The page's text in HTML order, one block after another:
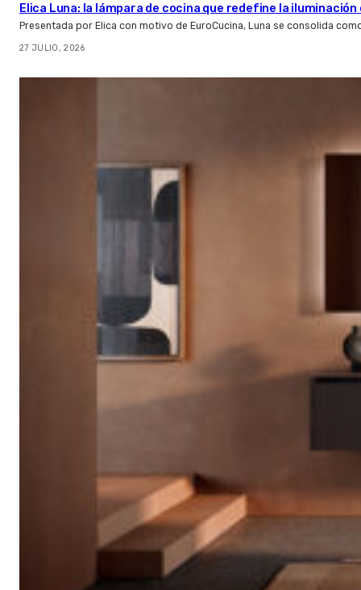
Elica Luna: la lámpara de cocina que redefine la
Presentada por Elica con motivo de EuroCucina, Luna se consolida
27 JULIO, 2026